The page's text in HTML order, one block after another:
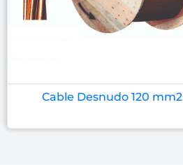
Cable Desnudo 120 mm2